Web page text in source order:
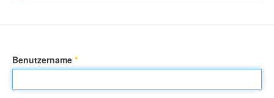
Benutzername *